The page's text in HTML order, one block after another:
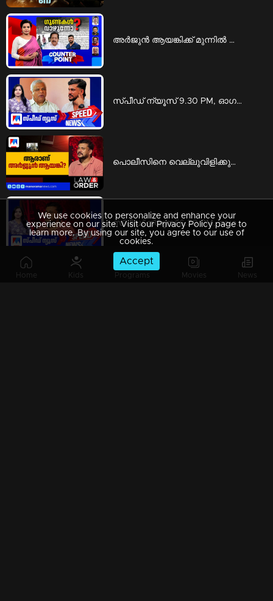
Home Kids Programs Movies News
അര്‍ജുന്‍ ആയങ്കിക്ക് മുന്നില്‍ മുട്ടുമടക്കിയോ കേരള പൊലീസ്? | Counter Point
സ്പീഡ് ന്യൂസ് 9.30 PM, ഓഗസ്റ്റ് 08, 2026 | Speed News
പൊലീസിനെ വെല്ലുവിളിക്കുന്ന ഗുണ്ടാനേതാവ്; ആരാണ് അര്‍ജുന്‍ ആയങ്കി? | Law and Order
സ്പീഡ് ന്യൂസ് 6.30 PM, ഓഗസ്റ്റ് 08, 2026 | Speed News
We use cookies to personalize and enhance your
experience on our site. Visit our Privacy Policy page to
learn more. By using our site, you agree to our use of
cookies.
Accept